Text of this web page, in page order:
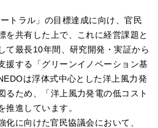
トラル」の目標達成に向け、官民
を共有した上で、これに経営課題と
て最長10年間、研究開発・実証から
援する「グリーンイノベーション基
は浮体式中心とした洋上風力発
るため、「洋上風力発電の低コスト
推進しています。
化に向けた官民協議会において、